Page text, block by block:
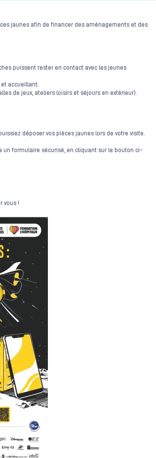
jaunes afin de financer des aménagements et des
puissent rester en contact avec les jeunes
accueillant.
de jeux, ateliers loisirs et séjours en extérieur).
déposer vos pièces jaunes lors de votre visite.
un formulaire sécurisé, en cliquant sur le bouton ci-
vous !